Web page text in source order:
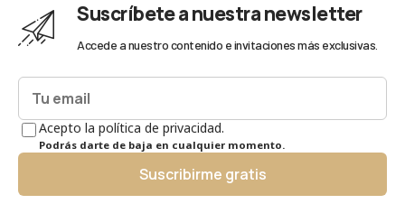
Suscríbete a nuestra newsletter
Accede a nuestro contenido e invitaciones más exclusivas.
Acepto la política de privacidad.
Podrás darte de baja en cualquier momento.
Suscribirme gratis